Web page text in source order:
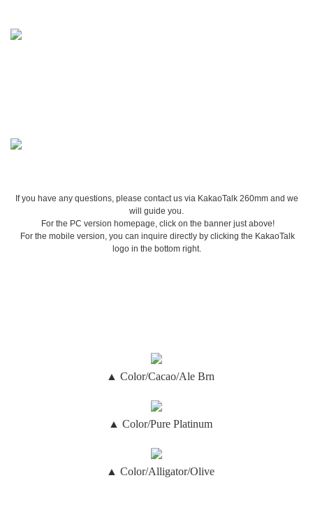
If you have any questions, please contact us via KakaoTalk 260mm and we
will guide you.
For the PC version homepage, click on the banner just above!
For the mobile version, you can inquire directly by clicking the KakaoTalk
logo in the bottom right.
▲ Color/Cacao/Ale Brn
▲ Color/Pure Platinum
▲ Color/Alligator/Olive